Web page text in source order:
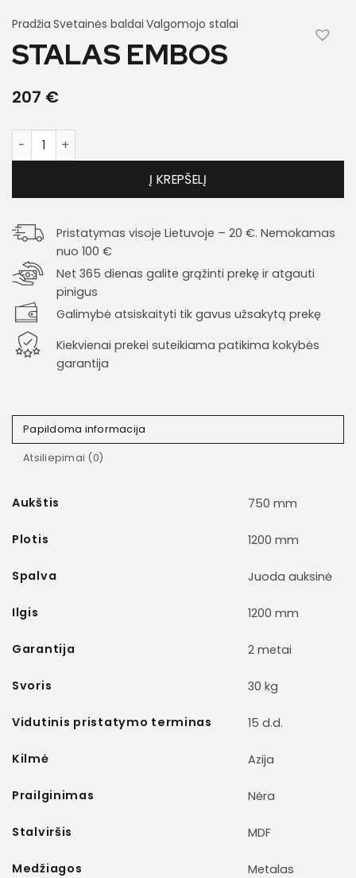
Pradžia Svetainės baldai Valgomojo stalai
STALAS EMBOS
207 €
produkto kiekis: Stalas Embos
Į KREPŠELĮ
Pristatymas visoje Lietuvoje – 20 €. Nemokamas
nuo 100 €
Net 365 dienas galite grąžinti prekę ir atgauti
pinigus
Galimybė atsiskaityti tik gavus užsakytą prekę
Kiekvienai prekei suteikiama patikima kokybės
garantija
Papildoma informacija
Atsiliepimai (0)
Aukštis 750 mm
Plotis 1200 mm
Spalva Juoda auksinė
Ilgis 1200 mm
Garantija 2 metai
Svoris 30 kg
Vidutinis pristatymo terminas 15 d.d.
Kilmė Azija
Prailginimas Nėra
Stalviršis MDF
Medžiagos Metalas